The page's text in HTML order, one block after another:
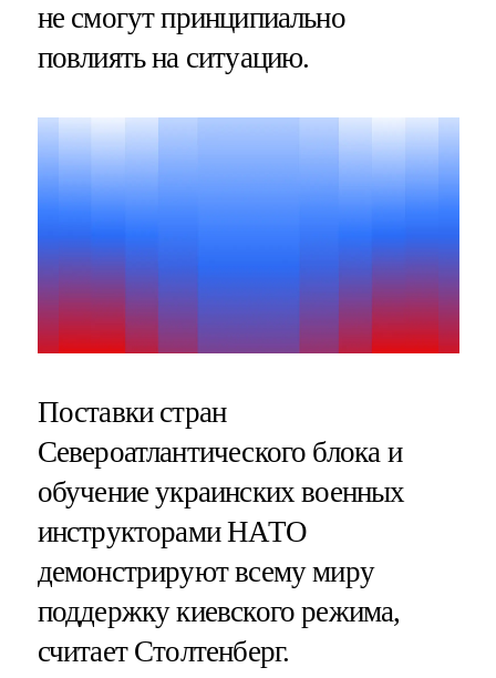
не смогут принципиально
повлиять на ситуацию.
Поставки стран
Североатлантического блока и
обучение украинских военных
инструкторами НАТО
демонстрируют всему миру
поддержку киевского режима,
считает Столтенберг.